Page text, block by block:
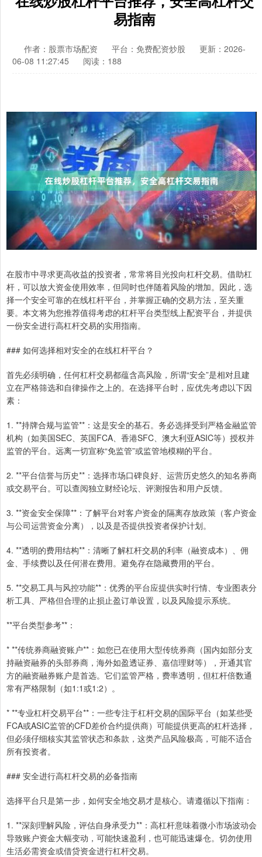
易指南
作者：股票市场配资 平台：免费配资炒股
更新：2026-
06-08 11:27:45
阅读：188
在股市中寻求更高收益的投资者，常常将目光投向杠杆交易。借助杠
杆，可以放大资金使用效率，但同时也伴随着风险的增加。因此，选
择一个安全可靠的在线杠杆平台，并掌握正确的交易方法，至关重
要。本文将为您推荐值得考虑的杠杆平台类型线上配资平台，并提供
一份安全进行高杠杆交易的实用指南。
### 如何选择相对安全的在线杠杆平台？
首先必须明确，任何杠杆交易都蕴含高风险，所谓“安全”是相对且建
立在严格筛选和自律操作之上的。在选择平台时，应优先考虑以下因
素：
1. **持牌合规与监管**：这是安全的基石。务必选择受到严格金融监管
机构（如美国SEC、英国FCA、香港SFC、澳大利亚ASIC等）授权并
监管的平台。远离一切宣称“免监管”或监管地模糊的平台。
2. **平台信誉与历史**：选择市场口碑良好、运营历史悠久的知名券商
或交易平台。可以查阅独立财经论坛、评测报告和用户反馈。
3. **资金安全保障**：了解平台对客户资金的隔离存放政策（客户资金
与公司运营资金分离），以及是否提供投资者保护计划。
4. **透明的费用结构**：清晰了解杠杆交易的利率（融资成本）、佣
金、手续费以及任何潜在费用。避免存在隐藏费用的平台。
5. **交易工具与风控功能**：优秀的平台应提供实时行情、专业图表分
析工具、严格但合理的止损止盈订单设置，以及风险提示系统。
**平台类型参考**：
* **传统券商融资账户**：如您已在使用大型传统券商（国内如部分支
持融资融券的头部券商，海外如盈透证券、嘉信理财等），开通其官
方的融资融券账户是首选。它们监管严格，费率透明，但杠杆倍数通
常有严格限制（如1:1或1:2）。
* **专业杠杆交易平台**：一些专注于杠杆交易的国际平台（如某些受
FCA或ASIC监管的CFD差价合约提供商）可能提供更高的杠杆选择，
但必须仔细核实其监管状态和条款，这类产品风险极高，可能不适合
所有投资者。
### 安全进行高杠杆交易的必备指南
选择平台只是第一步，如何安全地交易才是核心。请遵循以下指南：
1. **深刻理解风险，评估自身承受力**：高杠杆意味着微小市场波动会
导致账户资金大幅变动，可能快速盈利，也可能迅速爆仓。切勿使用
生活必需资金或借贷资金进行杠杆交易。